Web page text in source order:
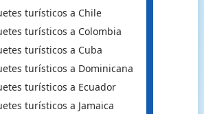
turísticos a Chile
turísticos a Colombia
turísticos a Cuba
turísticos a Dominicana
turísticos a Ecuador
turísticos a Jamaica